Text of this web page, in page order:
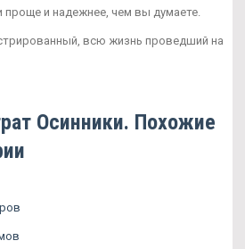
проще и надежнее, чем вы думаете.
всю жизнь проведший на
Осинники. Похожие